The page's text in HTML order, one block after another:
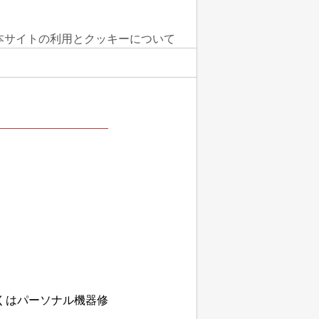
サイトの利用とクッキーについて
はパーソナル機器修